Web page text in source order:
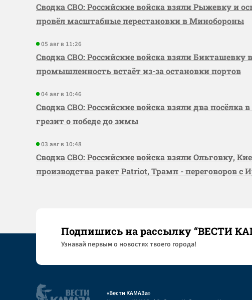
Сводка СВО: Российские войска взяли Рыжевку и
провёл масштабные перестановки в Минобороны
05 авг в 11:26
Сводка СВО: Российские войска взяли Бикташевку
промышленность встаёт из-за остановки портов
04 авг в 10:46
Сводка СВО: Российские войска взяли два посёлка
грезит о победе до зимы
03 авг в 10:48
Сводка СВО: Российские войска взяли Ольговку,
производства ракет Patriot, Трамп - переговоров с
Подпишись на рассылку “ВЕСТИ
Узнaвай первым о новостях твоего города!
«Вести КАМАЗа»